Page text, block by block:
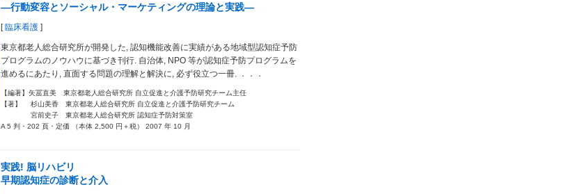
―行動変容とソーシャル・マーケティングの理論と実践―
[臨床看護 ]
東京都老人総合研究所が開発した, 認知機能改善に実績がある地域型認知症予防
プログラムのノウハウに基づき刊行. 自治体, NPO 等が認知症予防プログラムを
進めるにあたり, 直面する問題の理解と解決に, 必ず役立つ一冊. ．．．
【編著】矢冨直美 東京都老人総合研究所 自立促進と介護予防研究チーム主任
【著】 杉山美香 東京都老人総合研究所 自立促進と介護予防研究チーム
宮前史子 東京都老人総合研究所 認知症予防対策室
A 5 判・202 頁・定価 （本体 2,500 円＋税） 2007 年 10 月
実践! 脳リハビリ
早期認知症の診断と介入